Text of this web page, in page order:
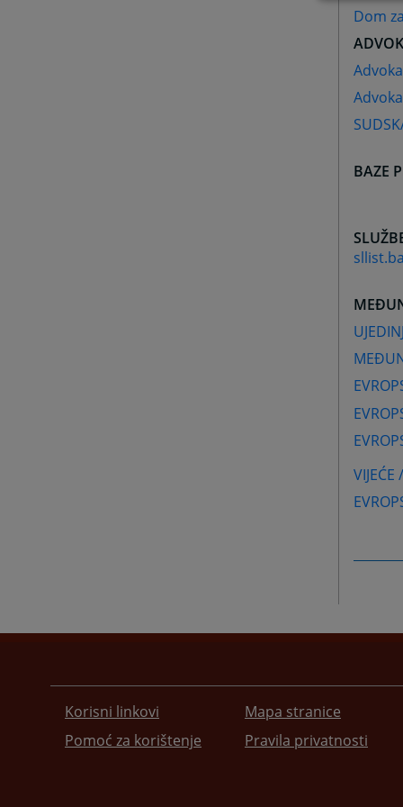
Dom
BAZE
sllist.ba
VIJEĆE
Korisni linkovi
Pomoć za korištenje
Mapa stranice
Pravila privatnosti